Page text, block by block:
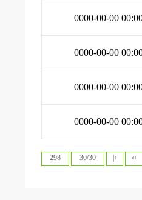
0000-00-00
0000-00-00
0000-00-00
0000-00-00
298 30/30 |‹ ‹‹